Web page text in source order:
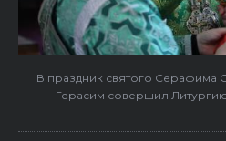
В праздник святого Серафима
Герасим совершил